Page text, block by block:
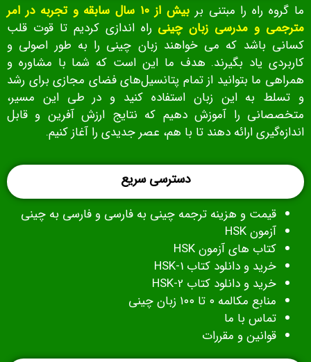
ما گروه راه را مبتنی بر
بیش از ۱۰ سال سابقه و تجربه در امر
مترجمی و مدرسی زبان چینی راه اندازی کردیم تا قوت قلب
کسانی باشد که می خواهند زبان چینی را به طور اصولی و
کاربردی یاد بگیرند. هدف ما این است که شما با مشاوره و
همراهی ما بتوانید از تمام پتانسیل‌های فضای مجازی برای رشد
و تسلط به این زبان استفاده کنید و در طی این مسیر،
متخصصانی را آموزش دهیم که نتایج ارزش‌ آفرین و قابل‌
اندازه‌گیری ارائه دهند تا با هم، عصر جدیدی را آغاز کنیم.
دسترسی سریع
قیمت و هزینه ترجمه چینی به فارسی و فارسی به چینی
آزمون HSK
کتاب های آزمونHSK
خرید و دانلود کتاب HSK-1
خرید و دانلود کتاب HSK-2
منابع مکالمه ۰ تا ۱۰۰ زبان چینی
تماس با ما
قوانین و مقررات